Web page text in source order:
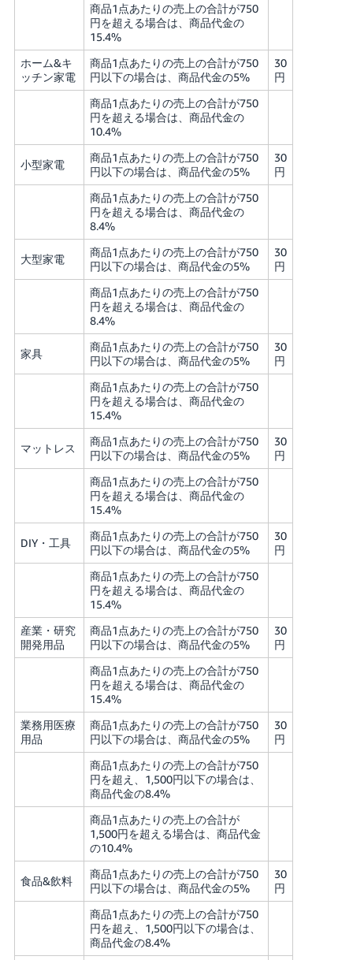
商品1点あたりの売上の合計が750
円を超える場合は、商品代金の
15.4%
ホーム&キ
ッチン家電
商品1点あたりの売上の合計が750
円以下の場合は、商品代金の5%
30
円
商品1点あたりの売上の合計が750
円を超える場合は、商品代金の
10.4%
小型家電
商品1点あたりの売上の合計が750
円以下の場合は、商品代金の5%
30
円
商品1点あたりの売上の合計が750
円を超える場合は、商品代金の
8.4%
大型家電
商品1点あたりの売上の合計が750
円以下の場合は、商品代金の5%
30
円
商品1点あたりの売上の合計が750
円を超える場合は、商品代金の
8.4%
家具
商品1点あたりの売上の合計が750
円以下の場合は、商品代金の5%
30
円
商品1点あたりの売上の合計が750
円を超える場合は、商品代金の
15.4%
マットレス
商品1点あたりの売上の合計が750
円以下の場合は、商品代金の5%
30
円
商品1点あたりの売上の合計が750
円を超える場合は、商品代金の
15.4%
DIY・工具
商品1点あたりの売上の合計が750
円以下の場合は、商品代金の5%
30
円
商品1点あたりの売上の合計が750
円を超える場合は、商品代金の
15.4%
産業・研究
開発用品
商品1点あたりの売上の合計が750
円以下の場合は、商品代金の5%
30
円
商品1点あたりの売上の合計が750
円を超える場合は、商品代金の
15.4%
業務用医療
用品
商品1点あたりの売上の合計が750
円以下の場合は、商品代金の5%
30
円
商品1点あたりの売上の合計が750
円を超え、1,500円以下の場合は、
商品代金の8.4%
商品1点あたりの売上の合計が
1,500円を超える場合は、商品代金
の10.4%
食品&飲料
商品1点あたりの売上の合計が750
円以下の場合は、商品代金の5%
30
円
商品1点あたりの売上の合計が750
円を超え、1,500円以下の場合は、
商品代金の8.4%